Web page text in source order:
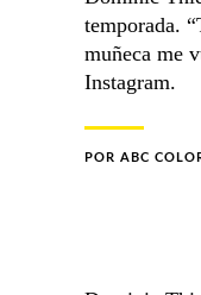
temporada.
muñeca me
Instagram.
POR ABC